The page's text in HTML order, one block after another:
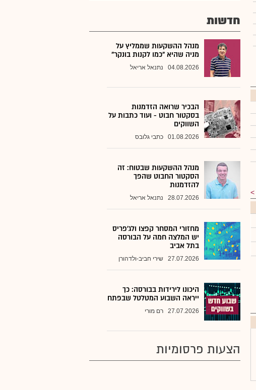
חדשות
מנהל ההשקעות שממליץ על
מניה שהיא "כמו לקנות בונקר"
04.08.2026 נתנאל אריאל
הבכיר שרואה הזדמנות
בסקטור חבוט - ועוד כתבות על
השווקים
01.08.2026 כתבי גלובס
מנהל ההשקעות שבטוח: זה
הסקטור החבוט שהפך
להזדמנות
28.07.2026 נתנאל אריאל
מחזורי המסחר קפצו ולג'פריס
יש המלצה חמה על הבורסה
בתל אביב
27.07.2026 שירי חביב-ולדהורן
היכונו לירידות בבורסה: כך
ייראה השבוע המטלטל שבפתח
27.07.2026 רם מורי
הצעות פרסומיות